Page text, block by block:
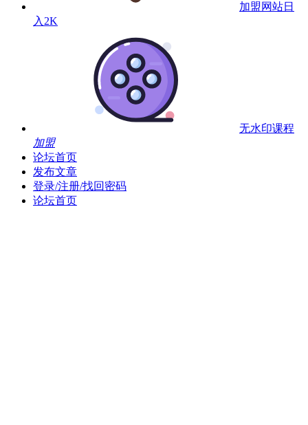
加盟网站日
入2K
无水印课程
加盟
论坛首页
发布文章
登录/注册/找回密码
论坛首页